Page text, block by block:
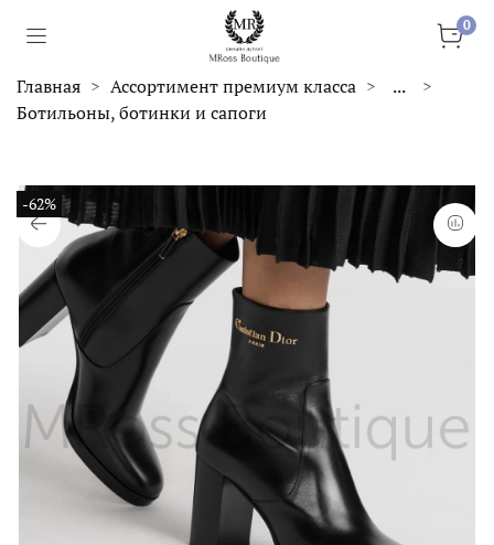
0
Главная Ассортимент премиум класса
...
Ботильоны, ботинки и сапоги
-62%